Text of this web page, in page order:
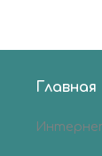
Главная